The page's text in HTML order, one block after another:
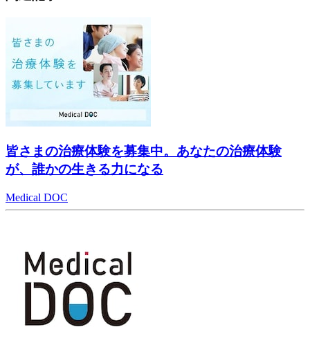
皆さまの治療体験を募集中。あなたの治療体験
が、誰かの生きる力になる
Medical DOC